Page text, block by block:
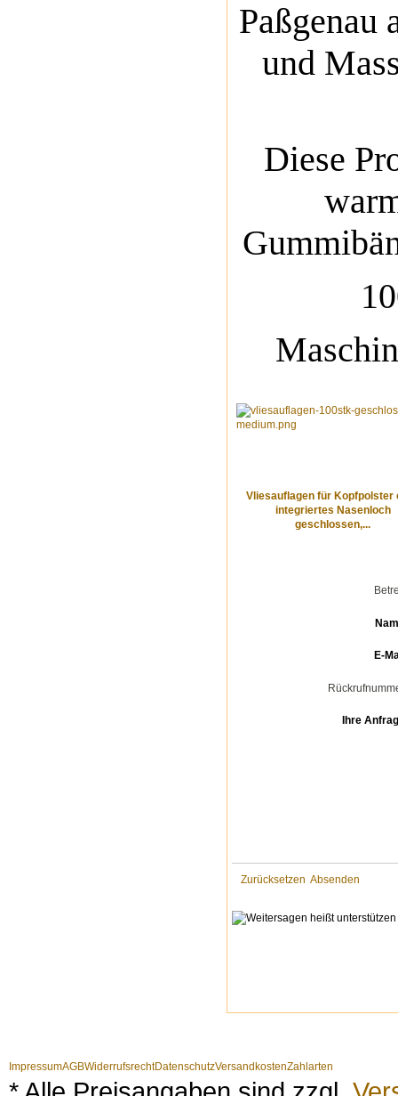
Paßgenau
und
Diese
Vliesauflagen für Kopfpolster
integriertes Nasenloch
geschlossen,...
E-
Ihre
Zurücksetzen Absenden
ImpressumAGBWiderrufsrechtDatenschutzVersandkostenZahlarten